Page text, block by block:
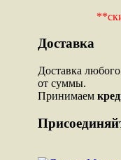
Доставка
Доставка любого
от суммы.
Принимаем